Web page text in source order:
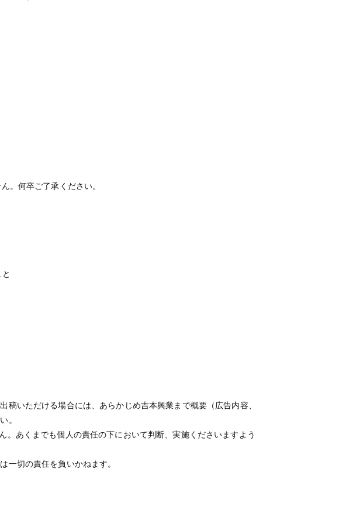
。何卒ご了承ください。
いただける場合には、あらかじめ吉本興業まで概要（広告内容、
。
あくまでも個人の責任の下において判断、実施くださいますよう
一切の責任を負いかねます。